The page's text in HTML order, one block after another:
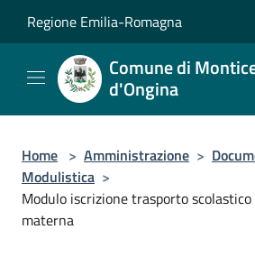
Regione Emilia-Romagna
Comune di
d'Ongina
Home > Amministrazione >
Modulistica >
Modulo iscrizione trasporto
materna